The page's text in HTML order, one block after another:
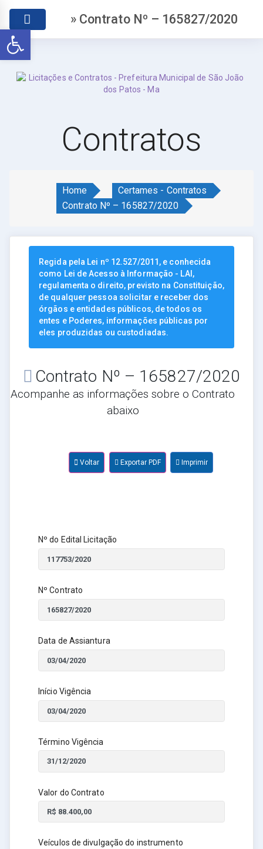
Abrir a barra de ferramentas
» Contrato Nº – 165827/2020
Contratos
Home
Certames - Contratos
Contrato Nº – 165827/2020
Regida pela Lei nº 12.527/2011, e conhecida
como Lei de Acesso à Informação - LAI,
regulamenta o direito, previsto na Constituição,
de qualquer pessoa solicitar e receber dos
órgãos e entidades públicos, de todos os
entes e Poderes, informações públicas por
eles produzidas ou custodiadas.
Contrato Nº – 165827/2020
Acompanhe as informações sobre o Contrato
abaixo
Voltar Exportar PDF Imprimir
Nº do Edital Licitação
Nº Contrato
Data de Assiantura
Início Vigência
Término Vigência
Valor do Contrato
Veículos de divulgação do instrumento